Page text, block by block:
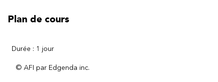
Plan de cours
Durée : 1 jour
© AFI par Edgenda inc.